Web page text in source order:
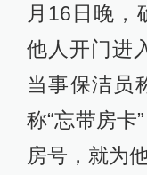
月16日晚，
他人开门进
当事保洁员
称“忘带房卡
房号，就为